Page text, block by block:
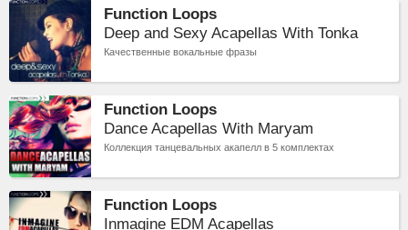
Function Loops
Deep and Sexy Acapellas With Tonka
Качественные вокальные фразы
Function Loops
Dance Acapellas With Maryam
Коллекция танцевальных акапелл в 5 комплектах
Function Loops
Inmagine EDM Acapellas